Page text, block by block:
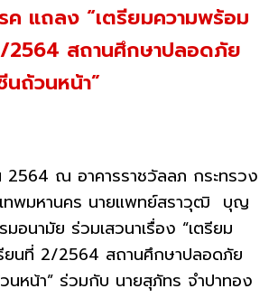
ค แถลง “เตรียมความพร้อม
2564 สถานศึกษาปลอดภัย
นถ้วนหน้า”
2564 ณ อาคารราชวัลลภ กระทรวง
ทพมหานคร นายแพทย์สราวุฒิ บุญ
นามัย ร่วมเสวนาเรื่อง “เตรียม
ยนที่ 2/2564 สถานศึกษาปลอดภัย
นหน้า” ร่วมกับ นายสุภัทร จำปาทอง